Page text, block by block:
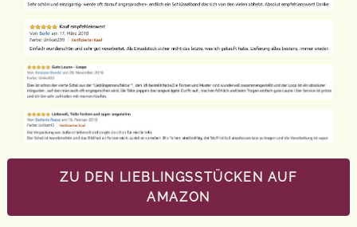
ZU DEN LIEBLINGSSTÜCKEN AUF
AMAZON